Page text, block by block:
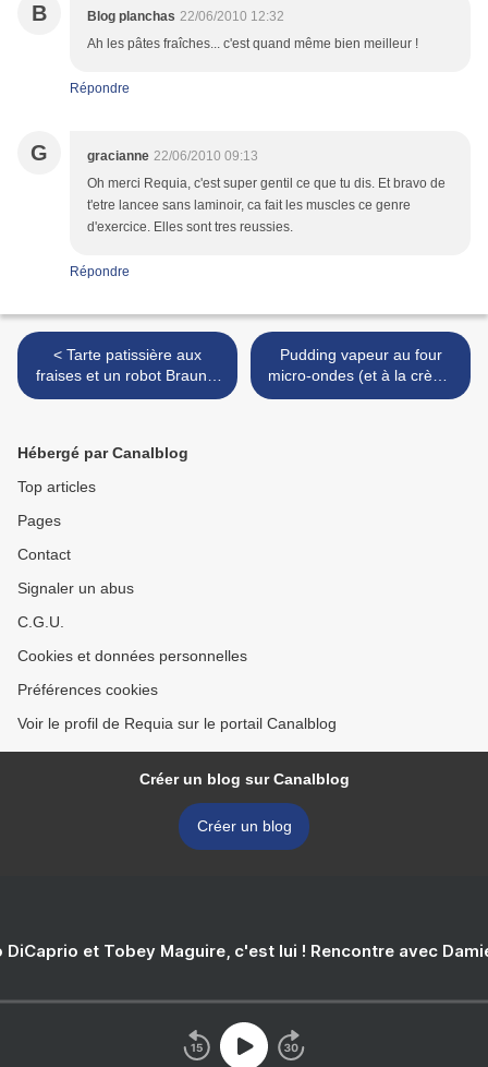
B Blog planchas 22/06/2010 12:32
Ah les pâtes fraîches... c'est quand même bien meilleur !
Répondre
G gracianne 22/06/2010 09:13
Oh merci Requia, c'est super gentil ce que tu dis. Et bravo de
t'etre lancee sans laminoir, ca fait les muscles ce genre
d'exercice. Elles sont tres reussies.
Répondre
< Tarte patissière aux
fraises et un robot Braun à
gagner ! *** LE GAGNANT
Pudding vapeur au four
micro-ondes (et à la crème
de Salidou !) >
Hébergé par Canalblog
Top articles
Pages
Contact
Signaler un abus
C.G.U.
Cookies et données personnelles
Préférences cookies
Voir le profil de Requia sur le portail Canalblog
Créer un blog sur Canalblog
Créer un blog
DiCaprio et Tobey Maguire, c'est lui ! Rencontre avec